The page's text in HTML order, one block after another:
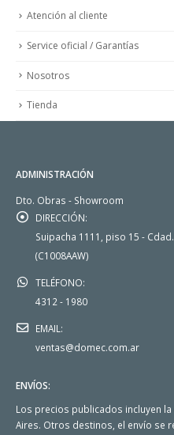
Atención al cliente
Service oficial / Garantías
Nosotros
Tienda
ADMINISTRACIÓN
Dto. Obras - Showroom
DIRECCIÓN:
Suipacha 1111, piso 15 -
(C1008AAW)
TELÉFONO:
4312 - 1980
EMAIL:
ventas@domec.com.ar
ENVÍOS:
Los precios publicados incluyen la
Aires. Otros destinos, el envío se